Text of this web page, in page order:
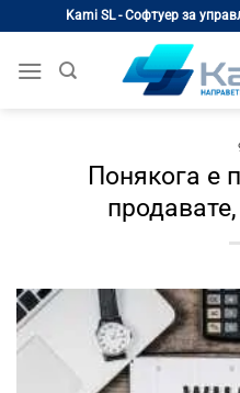
content
Kami SL - Софтуер за
Понякога е